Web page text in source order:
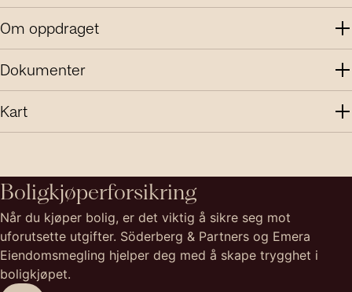
Om oppdraget
Dokumenter
Kart
Boligkjøperforsikring
Når du kjøper bolig, er det viktig å sikre seg mot
uforutsette utgifter. Söderberg & Partners og Emera
Eiendomsmegling hjelper deg med å skape trygghet i
boligkjøpet.